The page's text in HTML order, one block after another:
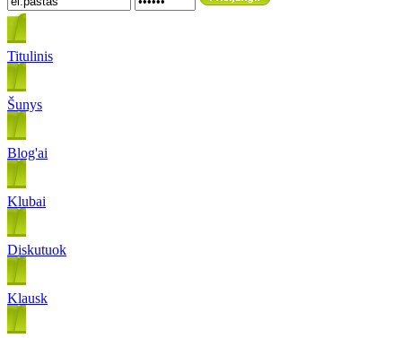
Titulinis
Šunys
Blog'ai
Klubai
Diskutuok
Klausk